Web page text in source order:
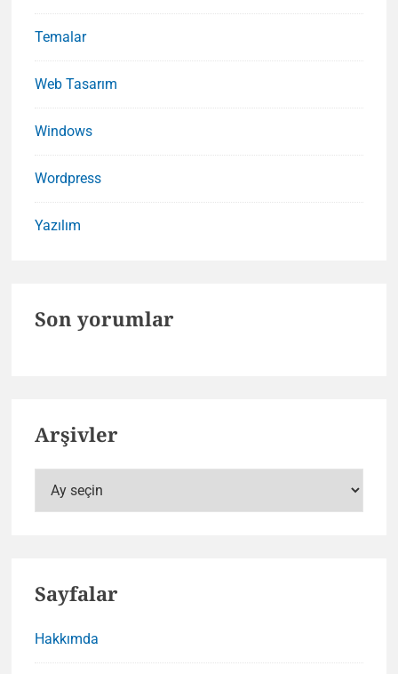
Temalar
Web Tasarım
Windows
Wordpress
Yazılım
Son yorumlar
Arşivler
Sayfalar
Hakkımda